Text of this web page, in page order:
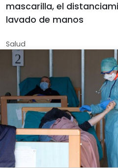
mascarilla, el
lavado de manos
Salud